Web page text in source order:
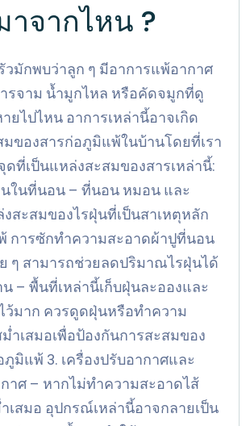
จากไหน ?
มักพบว่าลูก ๆ มีอาการแพ้อากาศ
ารจาม น้ำมูกไหล หรือคัดจมูกที่ดู
ยไปไหน อาการเหล่านี้อาจเกิด
ของสารก่อภูมิแพ้ในบ้านโดยที่เรา
ดที่เป็นแหล่งสะสมของสารเหล่านี้:
นในที่นอน – ที่นอน หมอน และ
สะสมของไรฝุ่นที่เป็นสาเหตุหลัก
การซักทำความสะอาดผ้าปูที่นอน
ๆ สามารถช่วยลดปริมาณไรฝุ่นได้
– พื้นที่เหล่านี้เก็บฝุ่นละอองและ
ว้มาก ควรดูดฝุ่นหรือทำความ
ำเสมอเพื่อป้องกันการสะสมของ
มิแพ้ 3. เครื่องปรับอากาศและ
าศ – หากไม่ทำความสะอาดไส้
เสมอ อุปกรณ์เหล่านี้อาจกลายเป็น